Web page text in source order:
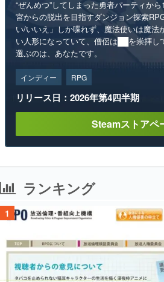
“ぜんめつ”してしまった勇者パーティか
宮からの脱出を目指すダンジョン探索
い/いいえ」しか喋れず、魔法使いは魔法
い人形になっていて、僧侶は██を崇拝し
選ぶのは、あなたです。
インディー RPG
リリース日：2026年第4四半期
Steamストアペ
ランキング
1